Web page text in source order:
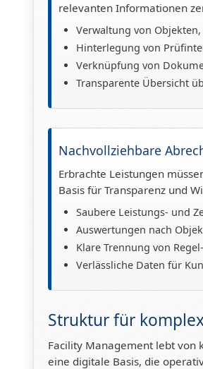
relevanten Informationen
Verwaltung von
Hinterlegung von
Verknüpfung von
Transparente Übersicht
Nachvollziehbare
Erbrachte Leistungen
Basis für Transparenz und
Saubere Leistungs- und
Auswertungen nach
Klare Trennung von
Verlässliche Daten für
Struktur für
Facility Management lebt von
eine digitale Basis, die